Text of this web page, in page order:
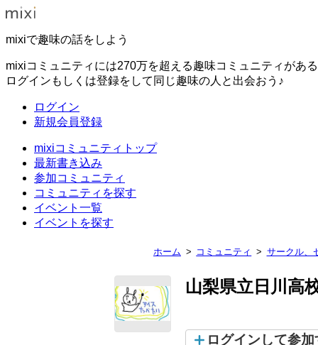
mixiで趣味の話をしよう
mixiコミュニティには270万を超える趣味コミュニティがあ
ログインもしくは登録をして同じ趣味の人と出会おう♪
ログイン
新規会員登録
mixiコミュニティトップ
最新書き込み
参加コミュニティ
コミュニティを探す
イベント一覧
イベントを探す
ホーム コミュニティ サークル、
山梨県立日川
ログインして参加